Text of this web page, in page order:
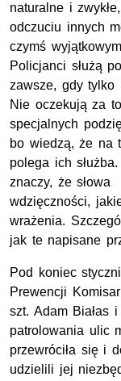
naturalne i
odczuciu innych
czymś
Policjanci służą
zawsze, gdy tylko
Nie oczekują za to
specjalnych
bo wiedzą, że na
polega ich
znaczy, że słowa
wdzięczności,
wrażenia.
jak te napisane
Pod koniec
Prewencji
szt. Adam Białas
patrolowania ulic
przewróciła się i
udzielili jej